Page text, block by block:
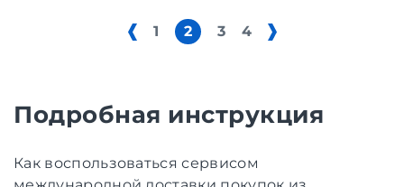
1 2 3 4
Подробная инструкция
Как воспользоваться сервисом